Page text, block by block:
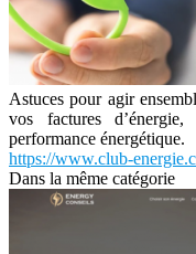
Astuces pour agir
vos factures
performance énergétique.
https://www.club-
Dans la même catégorie